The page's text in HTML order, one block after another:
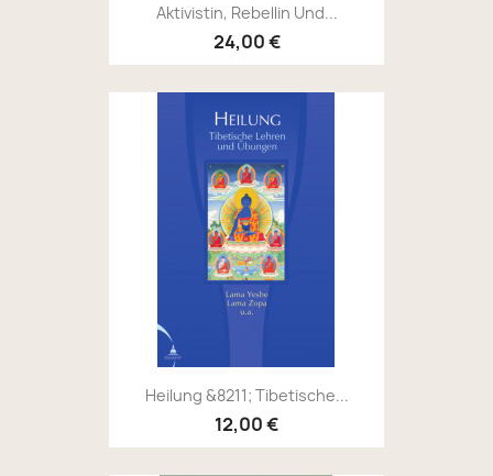
Aktivistin, Rebellin Und...
24,00 €
Heilung &8211; Tibetische...
12,00 €